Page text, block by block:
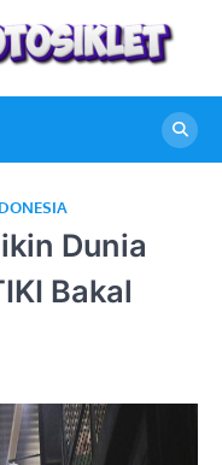
Dunia
Bakal